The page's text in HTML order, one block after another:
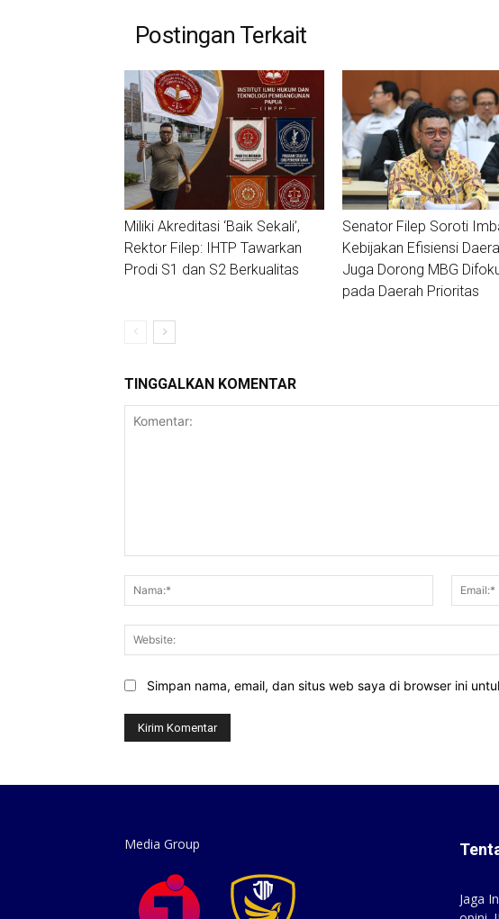
Postingan Terkait
Miliki Akreditasi ‘Baik Sekali’,
Rektor Filep: IHTP Tawarkan
Prodi S1 dan S2 Berkualitas
Senator Filep Soroti
Kebijakan Efisiensi
Juga Dorong MBG
pada Daerah Prioritas
TINGGALKAN KOMENTAR
Nama:*
Simpan nama, email, dan situs web saya di browser ini
Media Group
Jaga